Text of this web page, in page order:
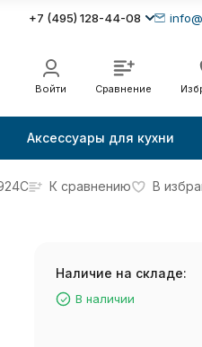
+7 (495) 128-44-08
Войти Сравнение
Аксессуары для кухни
К сравнению В
Наличие на складе:
В наличии